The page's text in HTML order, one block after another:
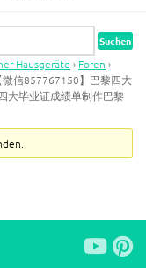
Hausgeräte › Foren ›
信857767150】巴黎四大
大毕业证成绩单制作巴黎